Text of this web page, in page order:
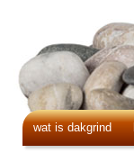
wat is dakgrind